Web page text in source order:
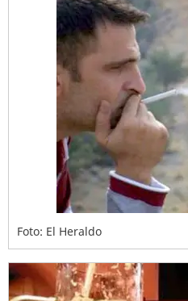
Foto: El Heraldo